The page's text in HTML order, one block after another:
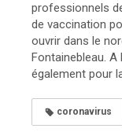
professionnels
de vaccination
ouvrir dans le
Fontainebleau.
également pour
coronavirus